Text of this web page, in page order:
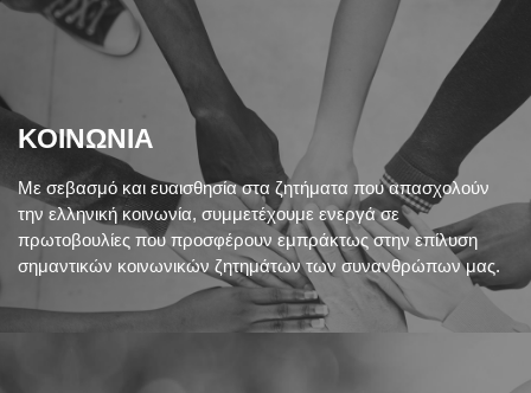
ΚΟΙΝΩΝΙΑ
Με σεβασμό και ευαισθησία στα ζητήματα που απασχολούν
την ελληνική κοινωνία, συμμετέχουμε ενεργά σε
πρωτοβουλίες που προσφέρουν εμπράκτως στην επίλυση
σημαντικών κοινωνικών ζητημάτων των συνανθρώπων μας.